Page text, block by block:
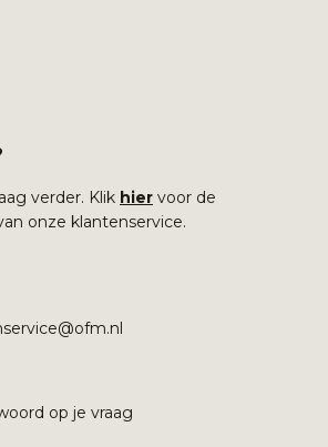
verder. Klik hier voor de
onze klantenservice.
op je vraag